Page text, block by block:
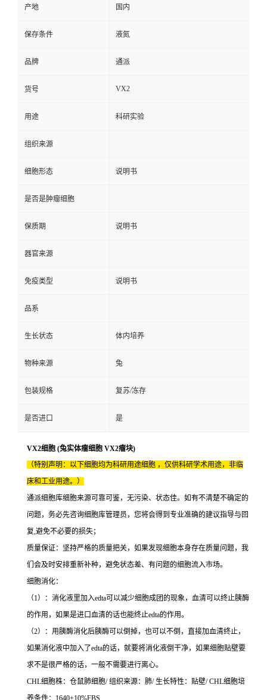
产地 国内
保存条件 液氮
品牌 通派
货号 VX2
用途 科研实验
组织来源
细胞形态 说明书
是否是肿瘤细胞
保质期 说明书
器官来源
免疫类型 说明书
品系
生长状态 体内培养
物种来源 兔
包装规格 复苏/冻存
是否进口 是
VX2细胞 (兔实体瘤细胞 VX2瘤块)
（特别声明：以下细胞均为科研用途细胞 ，仅供科研学术用途，非临
床和工业用途。）
通派细胞库细胞来源可靠可鉴，无污染、状态佳。如有不清楚不确定的
问题，务必先咨询细胞库管理员，您将会得到专业准确的建议指导与回
复,避免不必要的损失；
质量保证：坚持严格的质量把关，如果发现细胞本身存在质量问题，我
们会及时安排重新补种，避免状态差、有问题的细胞流入市场。
细胞消化：
（1）：消化液里加入edta可以减少细胞成团的现象，血清可以终止胰酶
的作用，如果是进口血清的话也能终止edta的作用。
（2）：用胰酶消化后胰酶可以倒掉，也可以不倒，直接加血清终止，
如果消化液中加入了edta的话，就要将消化液倒干净，如果细胞贴壁要
求不是很严格的话，一般不需要进行离心。
CHL细胞株：仓鼠肺细胞/ 组织来源：肺/ 生长特性：贴壁/ CHL细胞培
养条件：1640+10%FBS